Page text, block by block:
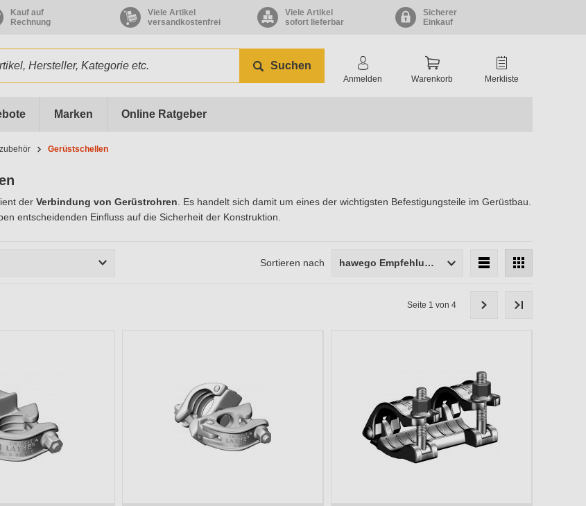
Kauf auf
Rechnung
Viele Artikel
versandkostenfrei
Viele Artikel
sofort lieferbar
Sicherer
Einkauf
Suchen
Anmelden Warenkorb Merkliste
Marken Online Ratgeber
Gerüstschellen
der Verbindung von Gerüstrohren . Es handelt sich damit um eines der wichtigsten Befestigungsteile im Gerüstbau.
entscheidenden Einfluss auf die Sicherheit der Konstruktion.
Sortieren nach hawego Empfehlung
Seite 1 von 4